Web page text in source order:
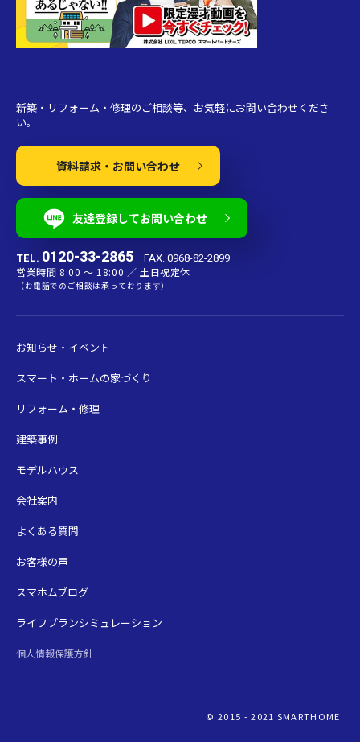
新築・リフォーム・修理のご相談等、お気軽にお問い合わせくださ
い。
資料請求・お問い合わせ
友達登録してお問い合わせ
TEL. 0120-33-2865 FAX. 0968-82-2899
営業時間 8:00 〜 18:00 ／ 土日祝定休
（お電話でのご相談は承っております）
お知らせ・イベント
スマート・ホームの家づくり
リフォーム・修理
建築事例
モデルハウス
会社案内
よくある質問
お客様の声
スマホムブログ
ライフプランシミュレーション
個人情報保護方針
© 2015 - 2021 SMARTHOME.